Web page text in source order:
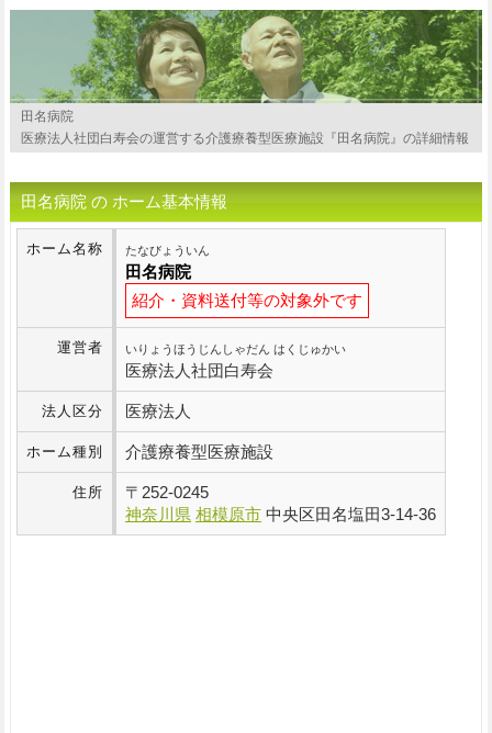
田名病院
医療法人社団白寿会の運営する介護療養型医療施設『田名病院』の詳細情報
田名病院 の ホーム基本情報
ホーム名称 たなびょういん
田名病院
紹介・資料送付等の対象外です
運営者 いりょうほうじんしゃだん はくじゅかい
医療法人社団白寿会
法人区分 医療法人
ホーム種別 介護療養型医療施設
住所 〒 252-0245
神奈川県 相模原市 中央区田名塩田3-14-36